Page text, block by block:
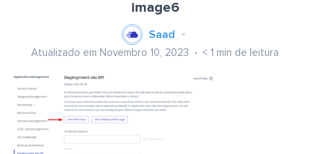
image6
Saad
Atualizado em Novembro 10, 2023 < 1 min de leitura